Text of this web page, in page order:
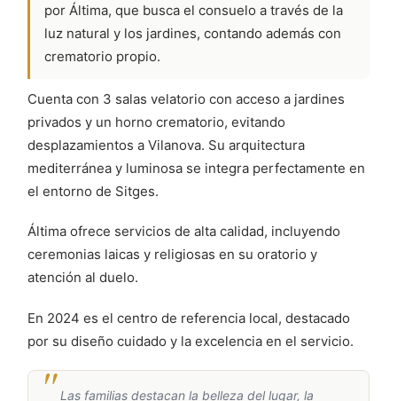
por Áltima, que busca el consuelo a través de la
luz natural y los jardines, contando además con
crematorio propio.
Cuenta con 3 salas velatorio con acceso a jardines
privados y un horno crematorio, evitando
desplazamientos a Vilanova. Su arquitectura
mediterránea y luminosa se integra perfectamente en
el entorno de Sitges.
Áltima ofrece servicios de alta calidad, incluyendo
ceremonias laicas y religiosas en su oratorio y
atención al duelo.
En 2024 es el centro de referencia local, destacado
por su diseño cuidado y la excelencia en el servicio.
Las familias destacan la belleza del lugar, la